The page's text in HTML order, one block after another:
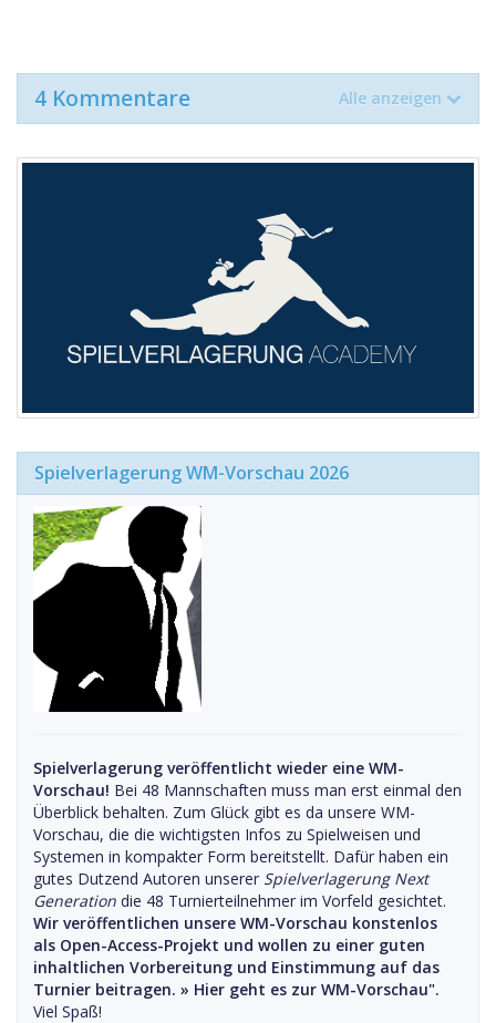
4 Kommentare Alle anzeigen
Spielverlagerung WM-Vorschau 2026
Spielverlagerung veröffentlicht wieder eine WM-
Vorschau! Bei 48 Mannschaften muss man erst einmal den
Überblick behalten. Zum Glück gibt es da unsere WM-
Vorschau, die die wichtigsten Infos zu Spielweisen und
Systemen in kompakter Form bereitstellt. Dafür haben ein
gutes Dutzend Autoren unserer Spielverlagerung Next
Generation die 48 Turnierteilnehmer im Vorfeld gesichtet.
Wir veröffentlichen unsere WM-Vorschau konstenlos
als Open-Access-Projekt und wollen zu einer guten
inhaltlichen Vorbereitung und Einstimmung auf das
Turnier beitragen. » Hier geht es zur WM-Vorschau".
Viel Spaß!